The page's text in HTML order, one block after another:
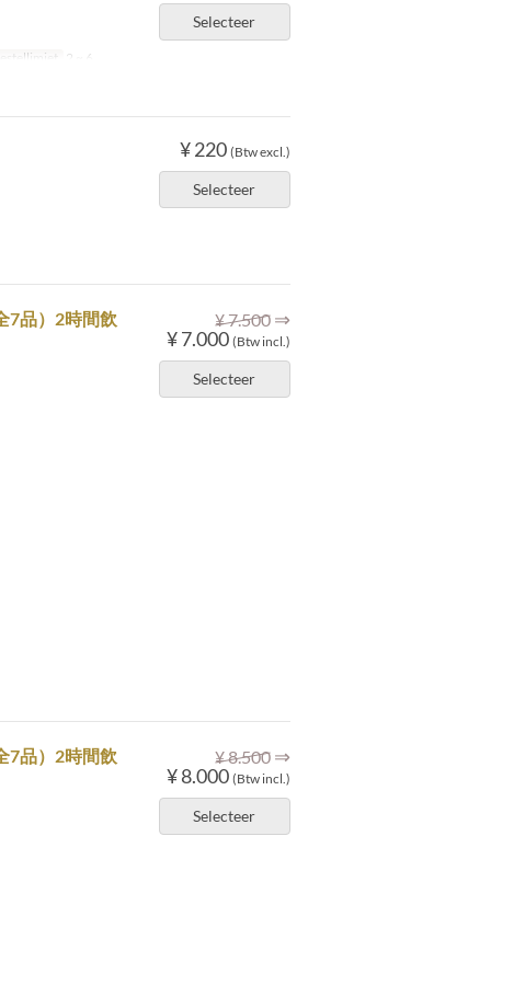
Selecteer
2 ~ 6
¥ 220 (Btw excl.)
Selecteer
¥ 7.500 ⇒
¥ 7.000 (Btw incl.)
Selecteer
7品）2時間飲
¥ 8.500 ⇒
¥ 8.000 (Btw incl.)
Selecteer
7品）2時間飲